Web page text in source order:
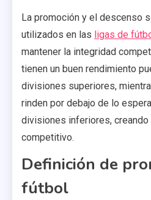
La promoción y el descenso
utilizados en las ligas de
mantener la integridad
tienen un buen rendimiento
divisiones superiores,
rinden por debajo de lo
divisiones inferiores, creando
competitivo.
Definición de
fútbol